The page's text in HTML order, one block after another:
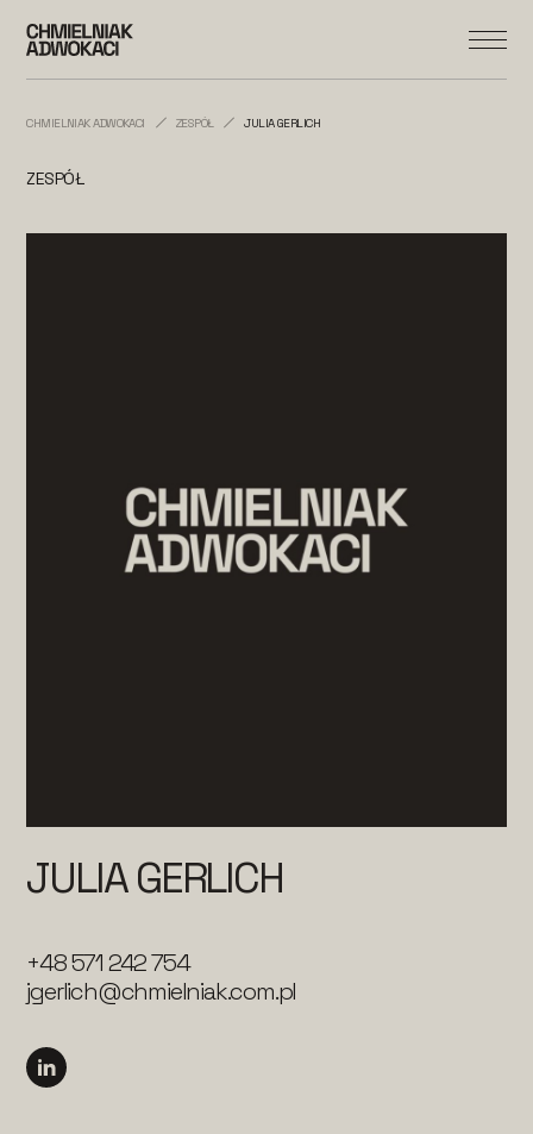
CHMIELNIAK ADWOKACI ZESPÓŁ JULIA GERLICH
ZESPÓŁ
JULIA GERLICH
+48 571 242 754
jgerlich@chmielniak.com.pl